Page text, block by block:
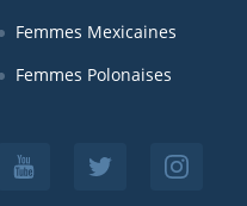
Femmes Mexicaines
Femmes Polonaises